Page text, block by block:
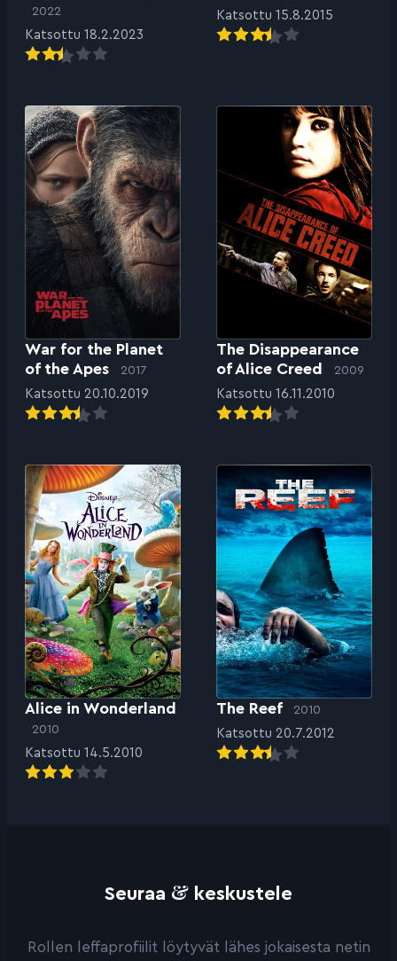
2022
Katsottu 18.2.2023
Katsottu 15.8.2015
War for the Planet
of the Apes
2017
Katsottu 20.10.2019
The Disappearance
of Alice Creed
2009
Katsottu 16.11.2010
Alice in Wonderland
2010
Katsottu 14.5.2010
The Reef 2010
Katsottu 20.7.2012
Seuraa & keskustele
Rollen leffaprofiilit löytyvät lähes jokaisesta netin